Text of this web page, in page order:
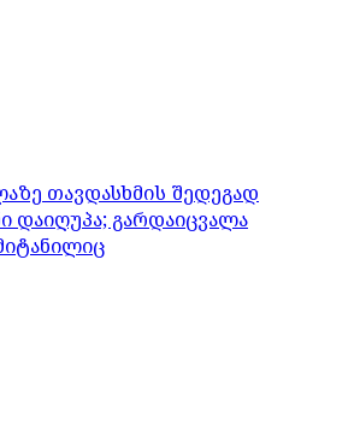
თავდასხმის შედეგად
დაიღუპა; გარდაიცვალა